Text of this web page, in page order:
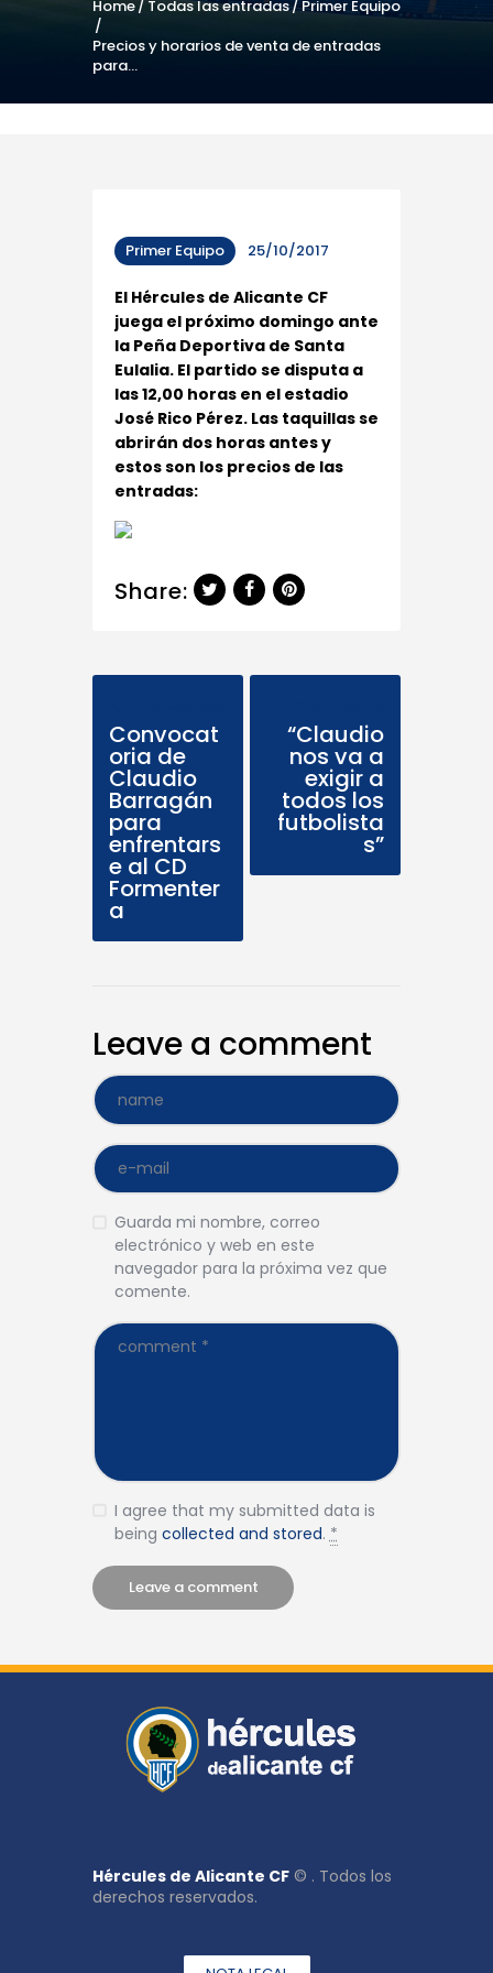
Home Todas las entradas Primer Equipo
Precios y horarios de venta de entradas
para...
Primer Equipo 25/10/2017
El Hércules de Alicante CF
juega el próximo domingo ante
la Peña Deportiva de Santa
Eulalia. El partido se disputa a
las 12,00 horas en el estadio
José Rico Pérez. Las taquillas se
abrirán dos horas antes y
estos son los precios de las
entradas:
Share:
Convocat
oria de
Claudio
Barragán
para
enfrentars
e al CD
Formenter
a
“Claudio
nos va a
exigir a
todos los
futbolista
s”
Leave a comment
Guarda mi nombre, correo
electrónico y web en este
navegador para la próxima vez que
comente.
I agree that my submitted data is
being collected and stored. *
Hércules de Alicante CF © . Todos los
derechos reservados.